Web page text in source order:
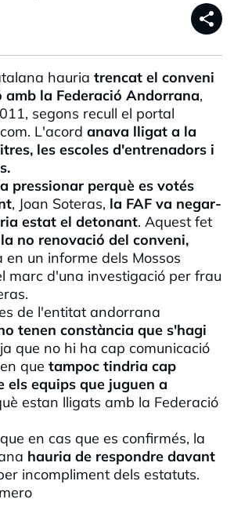
share
hauria trencat el conveni
amb la Federació Andorrana,
segons recull el portal
L'acord anava lligat a la
les escoles d'entrenadors i
pressionar perquè es votés
, Joan Soteras, la FAF va negar-
estat el detonant. Aquest fet
no renovació del conveni,
en un informe dels Mossos
marc d'una investigació per frau
.
de l'entitat andorrana
tenen constància que s'hagi
que no hi ha cap comunicació
que tampoc tindria cap
els equips que juguen a
estan lligats amb la Federació
en cas que es confirmés, la
hauria de respondre davant
incompliment dels estatuts.